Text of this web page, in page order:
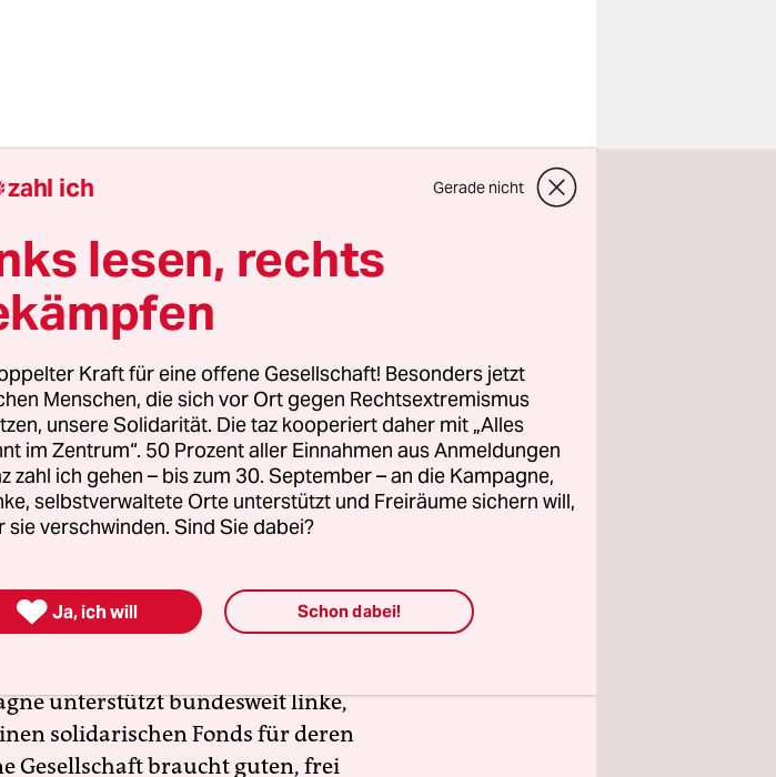
Hersteller Ferrero lag am Freitag
zufolge kann das italienische
gar nicht decken. Laut
die Türkei der mit Abstand größte
weltweit.(dpa/taz)
kommenden Landtagswahlen
und Solidarität. Auch und vor
vor Ort für eine starke
unterstützt bundesweit linke,
solidarischen Fonds für deren
Gesellschaft braucht guten, frei
zahl ich Gerade nicht
lesen, rechts
Kraft für eine offene Gesellschaft! Besonders jetzt
Menschen, die sich vor Ort gegen Rechtsextremismus
unsere Solidarität. Die taz kooperiert daher mit „Alles
im Zentrum“. 50 Prozent aller Einnahmen aus Anmeldungen
zahl ich gehen – bis zum 30. September – an die Kampagne,
selbstverwaltete Orte unterstützt und Freiräume sichern will,
sie verschwinden. Sind Sie dabei?
 Ja, ich will Schon dabei!